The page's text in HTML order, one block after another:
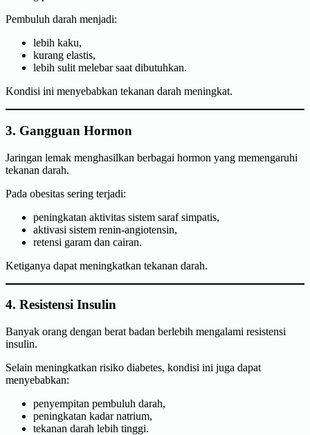
Pembuluh darah menjadi:
lebih kaku,
kurang elastis,
lebih sulit melebar saat dibutuhkan.
Kondisi ini menyebabkan tekanan darah meningkat.
3. Gangguan Hormon
Jaringan lemak menghasilkan berbagai hormon yang memengaruhi
tekanan darah.
Pada obesitas sering terjadi:
peningkatan aktivitas sistem saraf simpatis,
aktivasi sistem renin-angiotensin,
retensi garam dan cairan.
Ketiganya dapat meningkatkan tekanan darah.
4. Resistensi Insulin
Banyak orang dengan berat badan berlebih mengalami resistensi
insulin.
Selain meningkatkan risiko diabetes, kondisi ini juga dapat
menyebabkan:
penyempitan pembuluh darah,
peningkatan kadar natrium,
tekanan darah lebih tinggi.